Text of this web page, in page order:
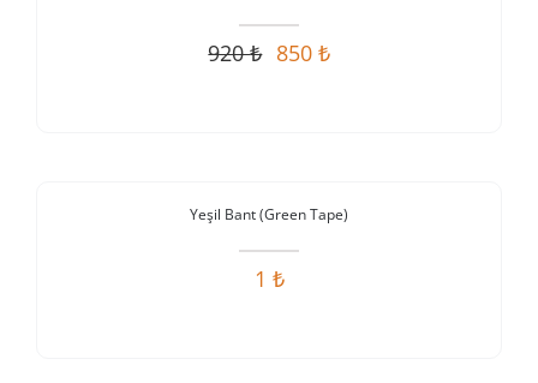
920₺
Orijinal850 ₺
Şu
Yeşil Bant (Green Tape)
1 ₺